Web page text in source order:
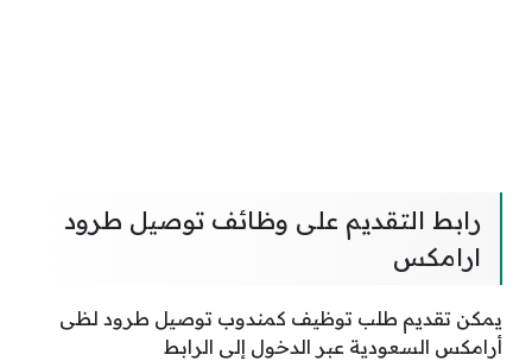
رابط التقديم على وظائف توصيل طرود
ارامكس
يمكن تقديم طلب توظيف كمندوب توصيل طرود لظى
أرامكس السعودية عبر الدخول إلى الرابط